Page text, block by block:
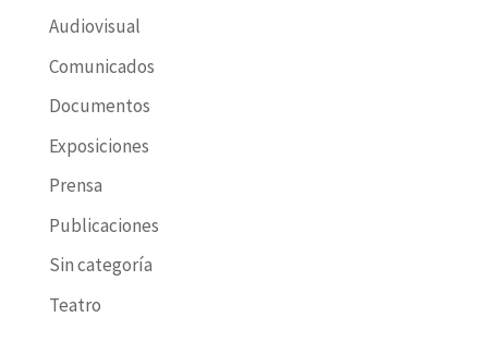
Audiovisual
Comunicados
Documentos
Exposiciones
Prensa
Publicaciones
Sin categoría
Teatro